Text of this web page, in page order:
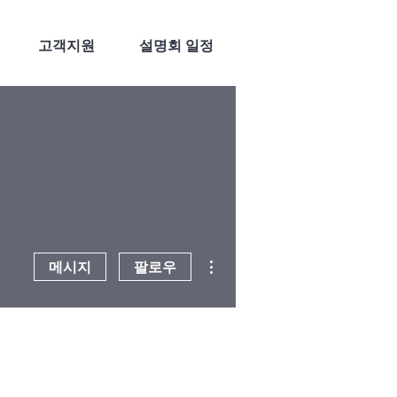
메시지 팔로우
고객지원 설명회 일정